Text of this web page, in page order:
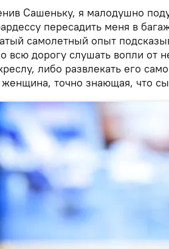
Сашеньку, я малодушно
пересадить меня в
самолетный опыт
всю дорогу слушать вопли от
либо развлекать его
женщина, точно знающая, что